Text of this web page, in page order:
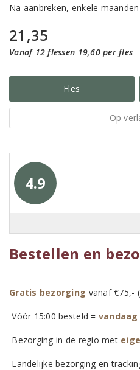
Na aanbreken, enkele
21,35
Vanaf 12 flessen 19,60 per fles
Fles
Op
4.9
Bestellen en
Gratis bezorging vanaf €75,-
Vóór 15:00 besteld =
Bezorging in de regio met
Landelijke bezorging en